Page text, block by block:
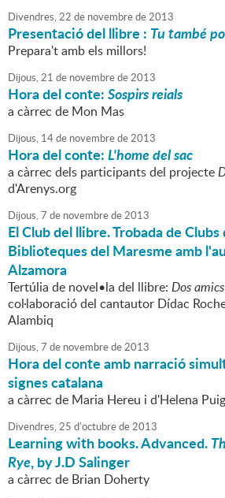
Divendres,22 de novembrede2013
Presentació del llibre : Tu també
Prepara't amb els millors!
Dijous,21 de novembrede2013
Hora del conte:Sospirs reials
a càrrec de Mon Mas
Dijous, 14de novembrede2013
Hora del conte:L'home del sac
a càrrec dels participants del projecte
d'Arenys.org
Dijous,7 de novembrede2013
El Club del llibre. Trobada de
Biblioteques del Maresme amb
Alzamora
Tertúlia de novel•la del llibre: Dos
col·laboració del cantautor Dídac
Alambiq
Dijous,7 de novembrede2013
Hora del conte amb narració
signes catalana
a càrrec de Maria Hereu i d'Helena Puig
Divendres,25 d'octubrede2013
Learning with books. Advanced.
Rye, by J.D Salinger
a càrrec de Brian Doherty